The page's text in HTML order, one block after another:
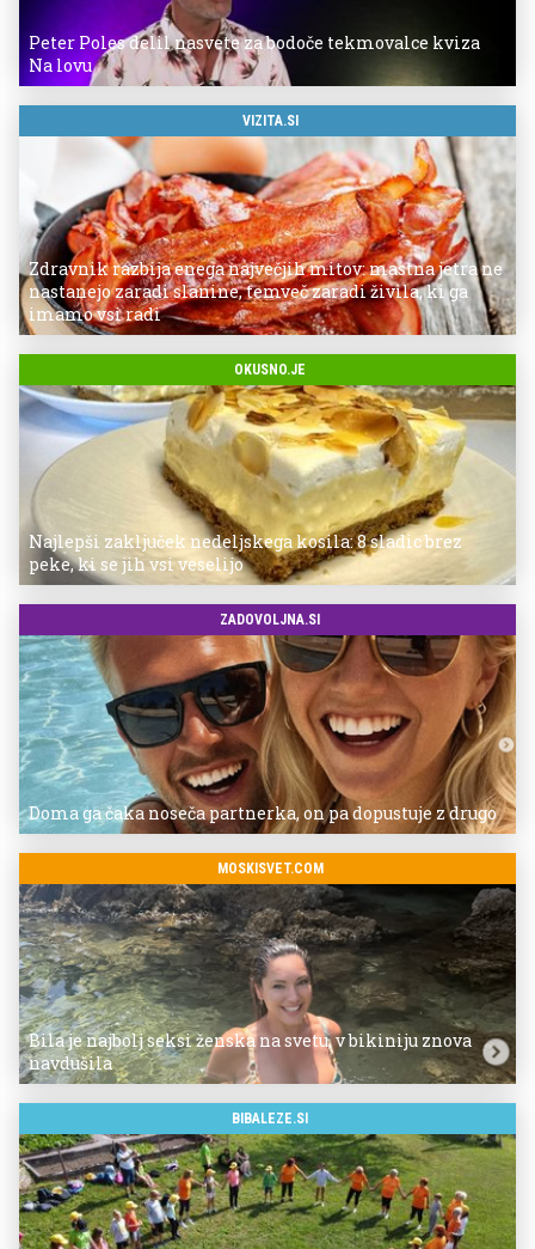
Peter Poles delil nasvete za bodoče tekmovalce kviza
Na lovu
VIZITA.SI
Zdravnik razbija enega največjih mitov: mastna jetra ne
nastanejo zaradi slanine, temveč zaradi živila, ki ga
imamo vsi radi
OKUSNO.JE
Najlepši zaključek nedeljskega kosila: 8 sladic brez
peke, ki se jih vsi veselijo
ZADOVOLJNA.SI
Doma ga čaka noseča partnerka, on pa dopustuje z drugo
MOSKISVET.COM
Bila je najbolj seksi ženska na svetu, v bikiniju znova
navdušila
BIBALEZE.SI